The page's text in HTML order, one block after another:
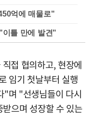
억에 매물로"
이틀 만에 발견"
접 협의하고, 현장에
임기 첫날부터 실행
"며 "선생님들이 다시
으며 성장할 수 있는